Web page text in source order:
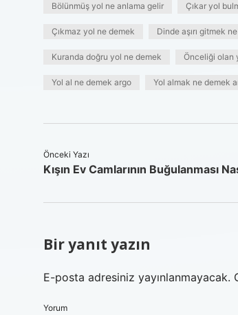
Bölünmüş yol ne anlama gelir Çıkar yol
Çıkmaz yol ne demek Dinde aşırı gitmek
Kuranda doğru yol ne demek Önceliği olan
Yol al ne demek argo Yol almak ne demek
Önceki Yazı
Kışın Ev Camlarının Buğulanması
Bir yanıt yazın
E-posta adresiniz yayınlanmayacak.
Yorum